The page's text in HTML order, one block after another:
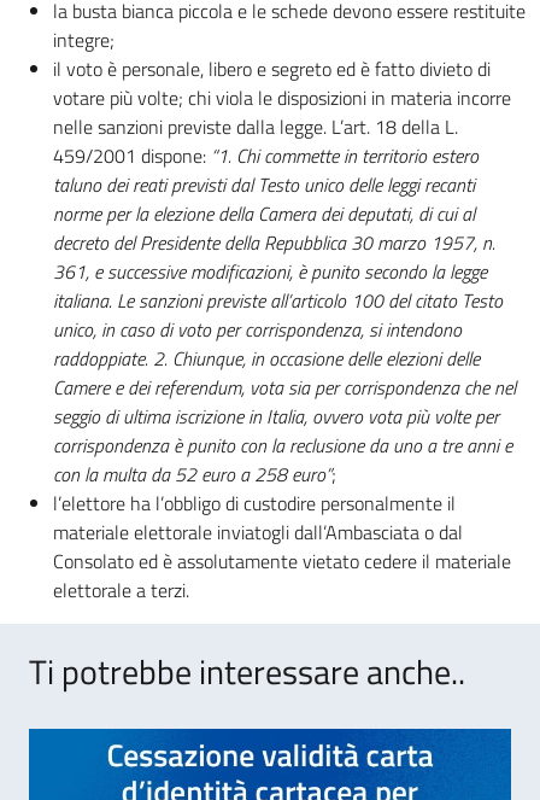
la busta bianca piccola e le schede devono essere restituite
integre;
il voto è personale, libero e segreto ed è fatto divieto di
votare più volte; chi viola le disposizioni in materia incorre
nelle sanzioni previste dalla legge. L’art. 18 della L.
459/2001 dispone: “1. Chi commette in territorio estero
taluno dei reati previsti dal Testo unico delle leggi recanti
norme per la elezione della Camera dei deputati, di cui al
decreto del Presidente della Repubblica 30 marzo 1957, n.
361, e successive modificazioni, è punito secondo la legge
italiana. Le sanzioni previste all’articolo 100 del citato Testo
unico, in caso di voto per corrispondenza, si intendono
raddoppiate. 2. Chiunque, in occasione delle elezioni delle
Camere e dei referendum, vota sia per corrispondenza che nel
seggio di ultima iscrizione in Italia, ovvero vota più volte per
corrispondenza è punito con la reclusione da uno a tre anni e
con la multa da 52 euro a 258 euro”;
l’elettore ha l’obbligo di custodire personalmente il
materiale elettorale inviatogli dall’Ambasciata o dal
Consolato ed è assolutamente vietato cedere il materiale
elettorale a terzi.
Ti potrebbe interessare anche..